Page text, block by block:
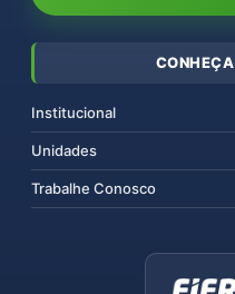
CONHEÇA
Institucional
Unidades
Trabalhe Conosco